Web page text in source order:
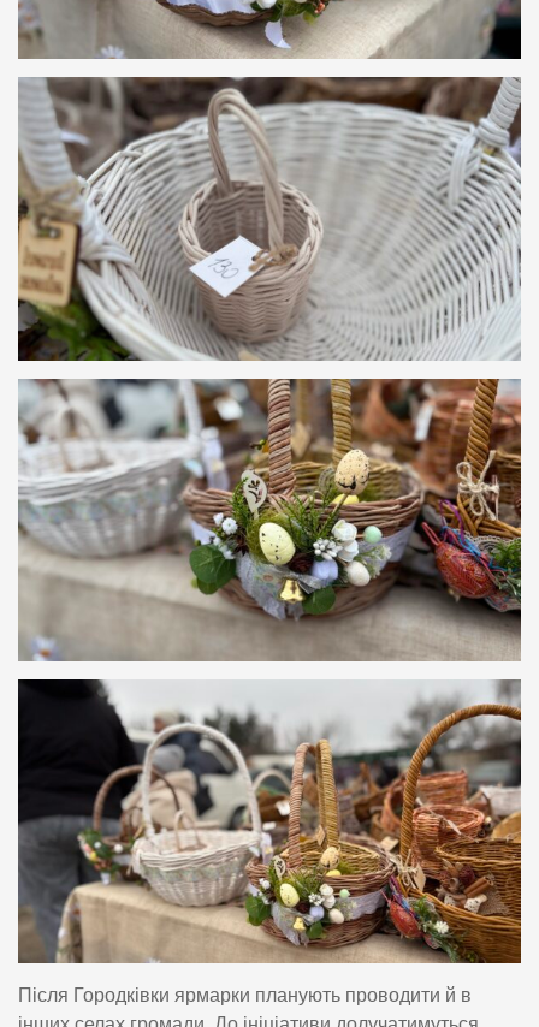
Після Городківки ярмарки планують проводити й в